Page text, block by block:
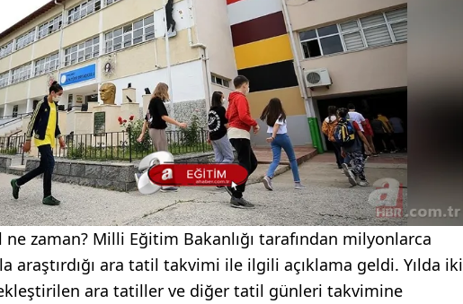
zaman? Milli Eğitim Bakanlığı tarafından milyonlarca
araştırdığı ara tatil takvimi ile ilgili açıklama geldi. Yılda iki
ara tatiller ve diğer tatil günleri takvimine